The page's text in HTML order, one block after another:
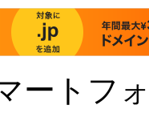
ートフ